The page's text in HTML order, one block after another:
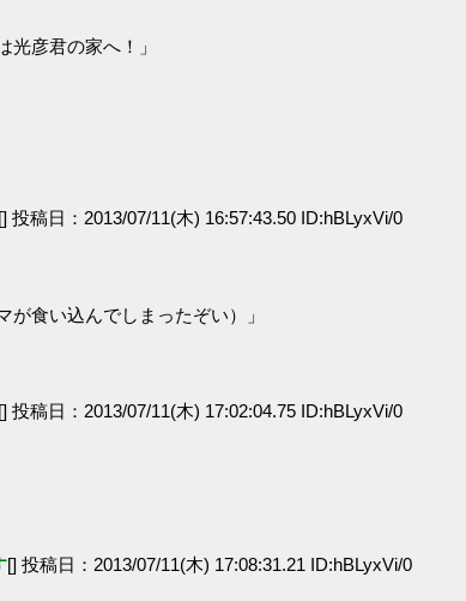
彦君の家へ！」
[] 投稿日：2013/07/11(木) 16:57:43.50 ID:hBLyxVi/0
食い込んでしまったぞい）」
[] 投稿日：2013/07/11(木) 17:02:04.75 ID:hBLyxVi/0
[] 投稿日：2013/07/11(木) 17:08:31.21 ID:hBLyxVi/0